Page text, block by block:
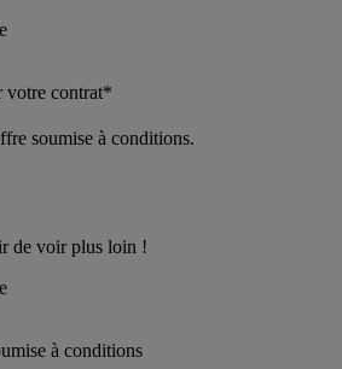
votre contrat*
soumise à conditions.
de voir plus loin !
à conditions